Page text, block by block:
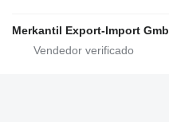
Merkantil Export-Import